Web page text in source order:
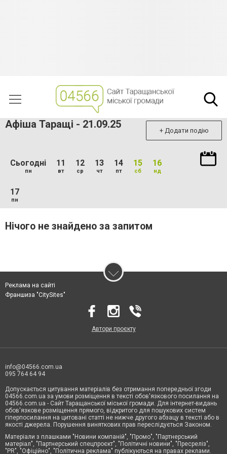
Афіша Таращі - 21.09.25 + Додати подію
Сьогодні
пн
11
вт
12
ср
13
чт
14
пт
15
сб
16
нд
17
пн
Нічого не знайдено за запитом
Реклама на сайті
Франшиза "CitySites"
Автори проєкту
info@04566.com.ua
095 764 64 94
Допускається цитування матеріалів без отримання попередньої згоди
04566.com.ua за умови розміщення в тексті обов'язкового посилання на
04566.com.ua - Cайт Таращанської міської громади. Для інтернет-видань
обов'язкове розміщення прямого, відкритого для пошукових систем
гіперпосилання на цитовані статті не нижче другого абзацу в тексті або в
якості джерела. Порушення виняткових прав переслідується Законом.
Матеріали з плашками "Новини компаній", "Промо", "Партнерський
матеріал", "Партнерський спецпроєкт", "Політичні новини", "Пресреліз",
"PR", "Офіційно", "Політична реклама" публікуються на правах реклами.